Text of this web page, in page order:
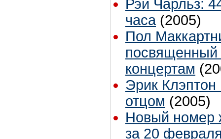
Рэй Чарльз:
часа (2005)
Пол
посвященный
концертам
Эрик Клэптон
отцом (2005)
Новый номер
за 20